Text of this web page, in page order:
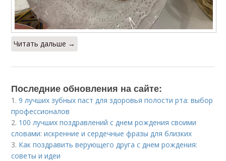
Читать дальше →
Последние обновления на сайте:
1.9 лучших зубных паст для здоровья полости рта: выбор
профессионалов
2. 100 лучших поздравлений с днем рождения своими
словами: искренние и сердечные фразы для близких
3. Как поздравить верующего друга с днем рождения:
советы и идеи